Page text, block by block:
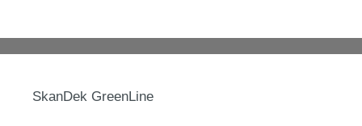
SkanDek GreenLine